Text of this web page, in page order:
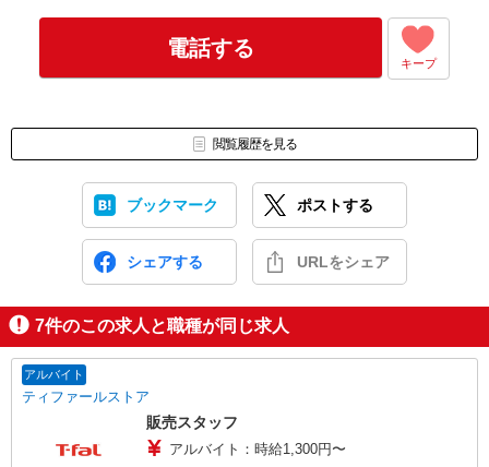
電話する
キープ
閲覧履歴を見る
ブックマーク ポストする
シェアする URLをシェア
7件のこの求人と職種が同じ求人
アルバイト
ティファールストア
販売スタッフ
アルバイト：時給1,300円〜